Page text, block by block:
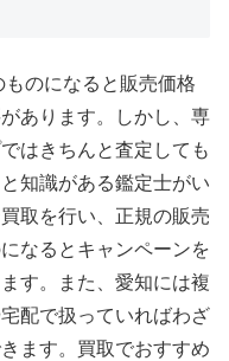
のになると販売価格
あります。しかし、専
はきちんと査定しても
知識がある鑑定士がい
取を行い、正規の販売
なるとキャンペーンを
す。また、愛知には複
配で扱っていればわざ
ます。買取でおすすめ